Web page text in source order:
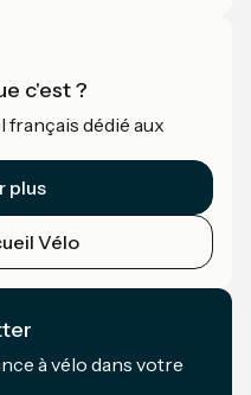
c'est ?
français dédié aux
plus
Vélo
à vélo dans votre